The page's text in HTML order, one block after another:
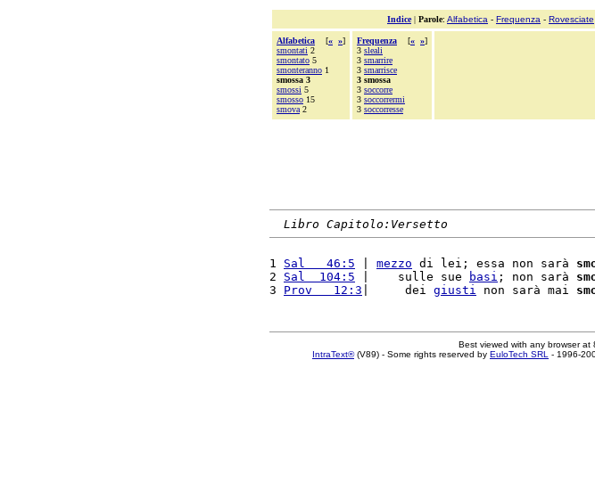
Indice| Parole: Alfabetica - Frequenza - Rovesciate
Alfabetica [« »]
smontati 2
smontato 5
smonteranno 1
smossa 3
smossi 5
smosso 15
smova 2
Frequenza [« »]
3 sleali
3 smarrire
3 smarrisce
3 smossa
3 soccorre
3 soccorrermi
3 soccorresse
Libro Capitolo:Versetto
1 Sal   46:5 mezzo di lei; essa non sarà
2 Sal  104:5 |    sulle sue basi ; non sarà
3 Prov   12:3 |     dei giusti non sarà mai
Best viewed with any browser
IntraText®(V89) - Some rights reserved by EuloTech SRL - 1996-